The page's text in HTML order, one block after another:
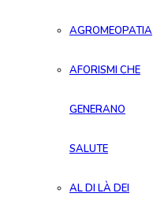
AGROMEOPATIA
AFORISMI CHE
GENERANO
SALUTE
AL DI LÀ DEI